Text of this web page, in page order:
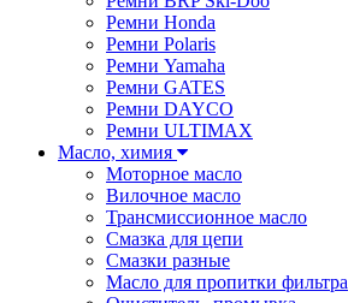
Ремни Honda
Ремни Polaris
Ремни Yamaha
Ремни GATES
Ремни DAYCO
Ремни ULTIMAX
Масло, химия
Моторное масло
Вилочное масло
Трансмиссионное масло
Смазка для цепи
Смазки разные
Масло для пропитки фильтра